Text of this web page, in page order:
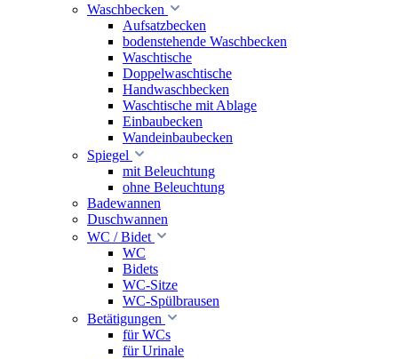
Waschbecken
Aufsatzbecken
bodenstehende Waschbecken
Waschtische
Doppelwaschtische
Handwaschbecken
Waschtische mit Ablage
Einbaubecken
Wandeinbaubecken
Spiegel
mit Beleuchtung
ohne Beleuchtung
Badewannen
Duschwannen
WC / Bidet
WC
Bidets
WC-Sitze
WC-Spülbrausen
Betätigungen
für WCs
für Urinale